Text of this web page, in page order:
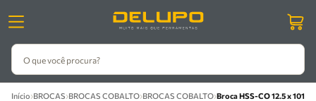
O que você procura?
Início›BROCAS›BROCAS COBALTO›BROCAS COBALTO›Broca HSS-CO 12.5 x